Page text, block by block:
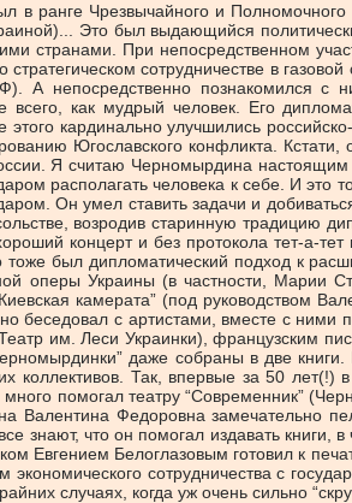
ранге Чрезвычайного и
Это был выдающийся
странами. При непосредственном
сотрудничестве в
А непосредственно
как мудрый человек. Его
кардинально улучшились
Югославского конфликта.
Я считаю Черномырдина
располагать человека к себе. И
Он умел ставить задачи и
возродив старинную традицию
концерт и без протокола тет-а-
был дипломатический подход к
оперы Украины (в частности,
камерата” (под руководством
беседовал с артистами, вместе с
им. Леси Украинки),
даже собраны в две
коллективов. Так, впервые за 50
помогал театру “Современник”
Валентина Федоровна замечательно
знают, что он помогал издавать
Евгением Белоглазовым готовил к
сотрудничества с
случаях, когда уж очень сильно